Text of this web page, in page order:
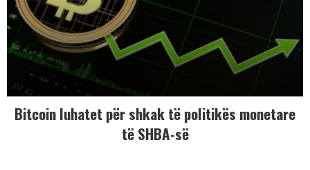
Bitcoin luhatet për shkak të politikës monetare
të SHBA-së